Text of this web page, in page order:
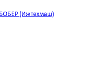
(Ижтехмаш)